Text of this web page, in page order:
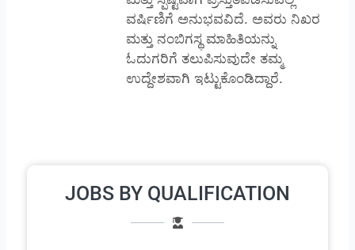
ವರ್ಷಿಣಿಗೆ ಅನುಭವವಿದೆ. ಅವರು ನಿಖರ
ಮತ್ತು ನಂಬಿಗಸ್ಥ ಮಾಹಿತಿಯನ್ನು
ಓದುಗರಿಗೆ ತಲುಪಿಸುವುದೇ ತಮ್ಮ
ಉದ್ದೇಶವಾಗಿ ಇಟ್ಟುಕೊಂಡಿದ್ದಾರೆ.
JOBS BY QUALIFICATION